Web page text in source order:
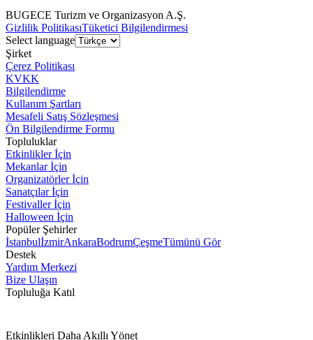
BUGECE Turizm ve Organizasyon A.Ş.
Gizlilik PolitikasıTüketici Bilgilendirmesi
Select language
Şirket
Çerez Politikası
KVKK
Bilgilendirme
Kullanım Şartları
Mesafeli Satış Sözleşmesi
Ön Bilgilendirme Formu
Topluluklar
Etkinlikler İçin
Mekanlar İçin
Organizatörler İçin
Sanatçılar İçin
Festivaller İçin
Halloween İçin
Popüler Şehirler
İstanbulİzmirAnkaraBodrumÇeşmeTümünü Gör
Destek
Yardım Merkezi
Bize Ulaşın
Topluluğa Katıl
Etkinlikleri Daha Akıllı Yönet